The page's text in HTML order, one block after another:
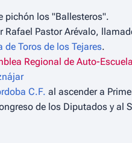
pichón los "Ballesteros".
Pastor Arévalo,
de Toros de los Tejares.
Regional de Auto-
C.F. al ascender a
de los Diputados y al